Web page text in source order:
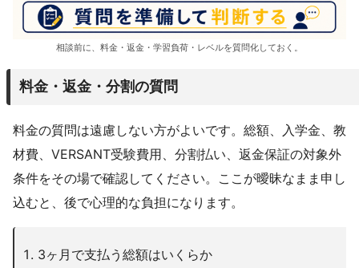
相談前に、料金・返金・学習負荷・レベルを質問化しておく。
料金・返金・分割の質問
料金の質問は遠慮しない方がよいです。総額、入学金、教
材費、VERSANT受験費用、分割払い、返金保証の対象外
条件をその場で確認してください。ここが曖昧なまま申し
込むと、後で心理的な負担になります。
3ヶ月で支払う総額はいくらか